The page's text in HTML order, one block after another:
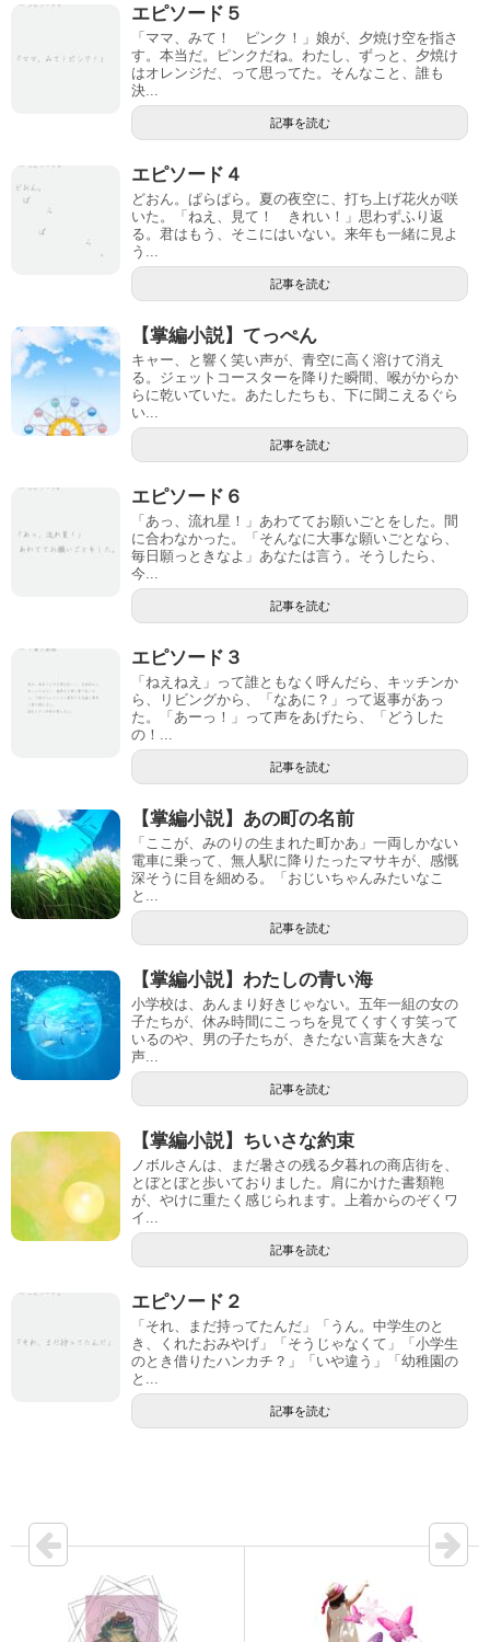
エピソード５
「ママ、みて！ ピンク！」娘が、夕焼け空を指さ
す。本当だ。ピンクだね。わたし、ずっと、夕焼け
はオレンジだ、って思ってた。そんなこと、誰も
決...
記事を読む
エピソード４
どおん。ぱらぱら。夏の夜空に、打ち上げ花火が咲
いた。「ねえ、見て！ きれい！」思わずふり返
る。君はもう、そこにはいない。来年も一緒に見よ
う...
記事を読む
【掌編小説】てっぺん
キャー、と響く笑い声が、青空に高く溶けて消え
る。ジェットコースターを降りた瞬間、喉がからか
らに乾いていた。あたしたちも、下に聞こえるぐら
い...
記事を読む
エピソード６
「あっ、流れ星！」あわててお願いごとをした。間
に合わなかった。「そんなに大事な願いごとなら、
毎日願っときなよ」あなたは言う。そうしたら、
今...
記事を読む
エピソード３
「ねえねえ」って誰ともなく呼んだら、キッチンか
ら、リビングから、「なあに？」って返事があっ
た。「あーっ！」って声をあげたら、「どうした
の！...
記事を読む
【掌編小説】あの町の名前
「ここが、みのりの生まれた町かあ」一両しかない
電車に乗って、無人駅に降りたったマサキが、感慨
深そうに目を細める。「おじいちゃんみたいなこ
と...
記事を読む
【掌編小説】わたしの青い海
小学校は、あんまり好きじゃない。五年一組の女の
子たちが、休み時間にこっちを見てくすくす笑って
いるのや、男の子たちが、きたない言葉を大きな
声...
記事を読む
【掌編小説】ちいさな約束
ノボルさんは、まだ暑さの残る夕暮れの商店街を、
とぼとぼと歩いておりました。肩にかけた書類鞄
が、やけに重たく感じられます。上着からのぞくワ
イ...
記事を読む
エピソード２
「それ、まだ持ってたんだ」「うん。中学生のと
き、くれたおみやげ」「そうじゃなくて」「小学生
のとき借りたハンカチ？」「いや違う」「幼稚園の
と...
記事を読む